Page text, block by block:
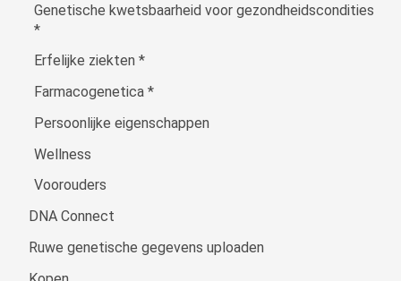
Genetische kwetsbaarheid voor gezondheidscondities
*
Erfelijke ziekten*
Farmacogenetica*
Persoonlijke eigenschappen
Wellness
Voorouders
DNA Connect
Ruwe genetische gegevens uploaden